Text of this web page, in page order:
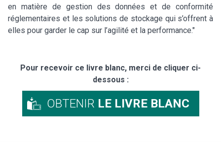
en matière de gestion des données et de conformité
réglementaires et les solutions de stockage qui s’offrent à
elles pour garder le cap sur l’agilité et la performance."
Pour recevoir ce livre blanc, merci de cliquer ci-
dessous :
OBTENIR LE LIVRE BLANC